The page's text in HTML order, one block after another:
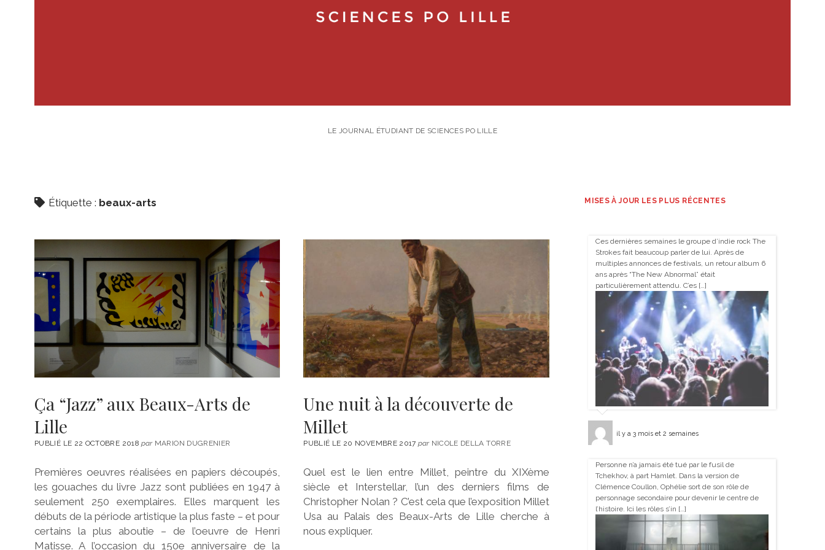
LE JOURNAL ÉTUDIANT DE SCIENCES PO LILLE
Étiquette : beaux-arts
Ça “Jazz” aux Beaux-Arts de
Lille
PUBLIÉ LE 22 OCTOBRE 2018parMARION DUGRENIER
Premières oeuvres réalisées en papiers découpés,
les gouaches du livre Jazz sont publiées en 1947 à
seulement 250 exemplaires. Elles marquent les
débuts de la période artistique la plus faste – et pour
certains la plus aboutie – de l’oeuvre de Henri
Matisse. A l’occasion du 150e anniversaire de la
Une nuit à la découverte de
Millet
PUBLIÉ LE 20 NOVEMBRE 2017parNICOLE DELLA TORRE
Quel est le lien entre Millet, peintre du XIXème
siècle et Interstellar, l’un des derniers films de
Christopher Nolan ? C’est cela que l’exposition Millet
Usa au Palais des Beaux-Arts de Lille cherche à
nous expliquer.
MISES À JOUR LES PLUS RÉCENTES
Ces dernières semaines le groupe d’indie rock The
Strokes fait beaucoup parler de lui. Après de
multiples annonces de festivals, un retour album 6
ans après “The New Abnormal” était
particulièrement attendu. C’es […]
il y a 3 mois et 2 semaines
Personne n’a jamais été tué par le fusil de
Tchekhov, à part Hamlet. Dans la version de
Clémence Coullon, Ophélie sort de son rôle de
personnage secondaire pour devenir le centre de
l’histoire. Ici les rôles s’in […]